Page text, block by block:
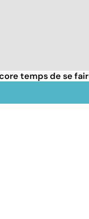
temps de se